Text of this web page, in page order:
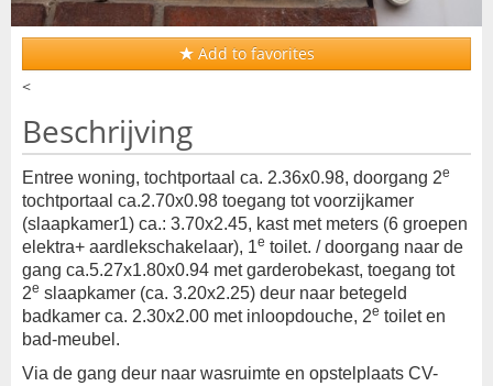
Add to favorites
<
Beschrijving
Entree woning, tochtportaal ca. 2.36x0.98, doorgang 2e
tochtportaal ca.2.70x0.98 toegang tot voorzijkamer
(slaapkamer1) ca.: 3.70x2.45, kast met meters (6 groepen
elektra+ aardlekschakelaar), 1e toilet. / doorgang naar de
gang ca.5.27x1.80x0.94 met garderobekast, toegang tot
2e slaapkamer (ca. 3.20x2.25) deur naar betegeld
badkamer ca. 2.30x2.00 met inloopdouche, 2e toilet en
bad-meubel.
Via de gang deur naar wasruimte en opstelplaats CV-